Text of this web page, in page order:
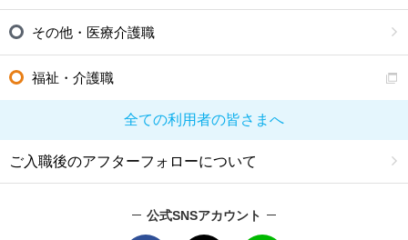
その他・医療介護職
福祉・介護職
全ての利用者の皆さまへ
ご入職後のアフターフォローについて
公式SNSアカウント